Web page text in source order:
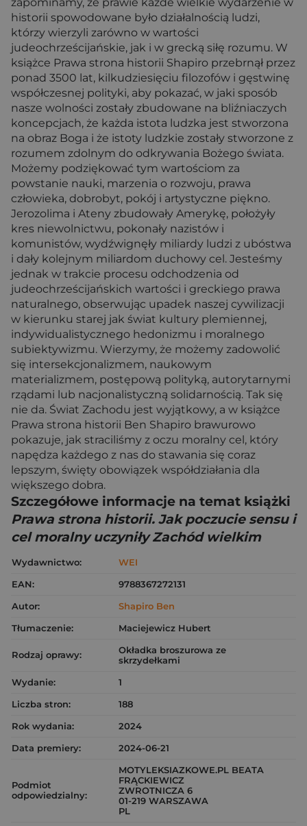
historii spowodowane było działalnością ludzi,
którzy wierzyli zarówno w wartości
judeochrześcijańskie, jak i w grecką siłę rozumu. W
książce Prawa strona historii Shapiro przebrnął przez
ponad 3500 lat, kilkudziesięciu filozofów i gęstwinę
współczesnej polityki, aby pokazać, w jaki sposób
nasze wolności zostały zbudowane na bliźniaczych
koncepcjach, że każda istota ludzka jest stworzona
na obraz Boga i że istoty ludzkie zostały stworzone z
rozumem zdolnym do odkrywania Bożego świata.
Możemy podziękować tym wartościom za
powstanie nauki, marzenia o rozwoju, prawa
człowieka, dobrobyt, pokój i artystyczne piękno.
Jerozolima i Ateny zbudowały Amerykę, położyły
kres niewolnictwu, pokonały nazistów i
komunistów, wydźwignęły miliardy ludzi z ubóstwa
i dały kolejnym miliardom duchowy cel. Jesteśmy
jednak w trakcie procesu odchodzenia od
judeochrześcijańskich wartości i greckiego prawa
naturalnego, obserwując upadek naszej cywilizacji
w kierunku starej jak świat kultury plemiennej,
indywidualistycznego hedonizmu i moralnego
subiektywizmu. Wierzymy, że możemy zadowolić
się intersekcjonalizmem, naukowym
materializmem, postępową polityką, autorytarnymi
rządami lub nacjonalistyczną solidarnością. Tak się
nie da. Świat Zachodu jest wyjątkowy, a w książce
Prawa strona historii Ben Shapiro brawurowo
pokazuje, jak straciliśmy z oczu moralny cel, który
napędza każdego z nas do stawania się coraz
lepszym, święty obowiązek współdziałania dla
większego dobra.
Szczegółowe informacje na temat książki
Prawa strona historii. Jak poczucie sensu i
cel moralny uczyniły Zachód wielkim
Wydawnictwo:
WEI
EAN:
9788367272131
Autor:
Shapiro Ben
Tłumaczenie:
Maciejewicz Hubert
Rodzaj oprawy:
Okładka broszurowa ze
skrzydełkami
Wydanie:
1
Liczba stron:
188
Rok wydania:
2024
Data premiery:
2024-06-21
Podmiot
odpowiedzialny:
MOTYLEKSIAZKOWE.PL BEATA
FRĄCKIEWICZ
ZWROTNICZA 6
01-219 WARSZAWA
PL